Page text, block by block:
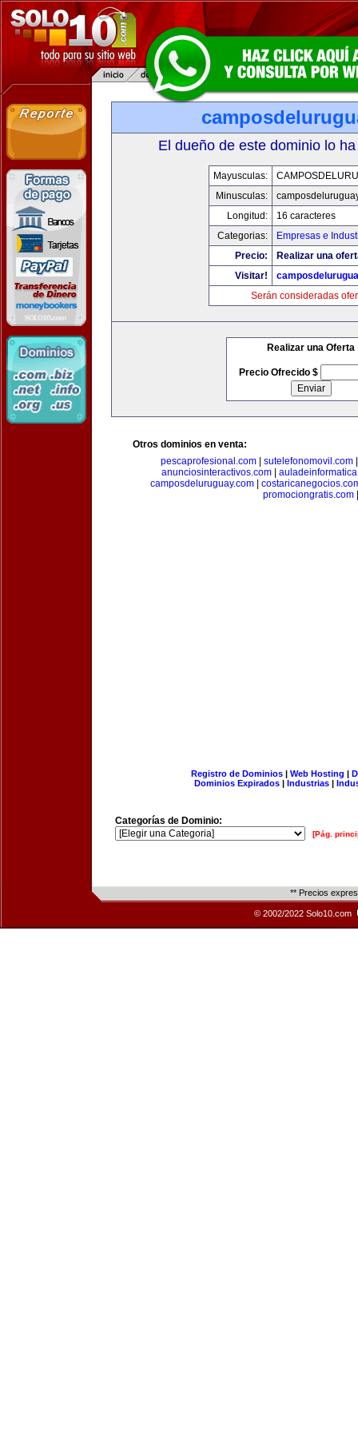
El dueño de este dominio lo
Mayusculas:
Minusculas:
Longitud:
16 caracteres
Categorias:
Empresas e
Precio:
Realizar una
Visitar!
Serán consideradas
Realizar una Oferta
Precio Ofrecido $
Otros dominios en venta:
pescaprofesional.com| sutelefonomovil.com
anunciosinteractivos.com|
camposdeluruguay.com|
promociongratis.com
Registro de Dominios| Web Hosting |
Dominios Expirados | Industrias |
Categorías de Dominio:
[Pág.
** Precios
© 2002/2022 Solo10.com